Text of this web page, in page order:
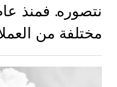
مختلفة من